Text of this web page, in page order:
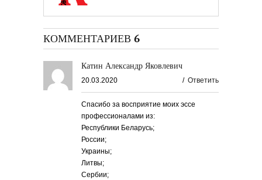
КОММЕНТАРИЕВ 6
Катин Александр Яковлевич
20.03.2020 / Ответить
Спасибо за восприятие моих эссе
профессионалами из:
Республики Беларусь;
России;
Украины;
Литвы;
Сербии;